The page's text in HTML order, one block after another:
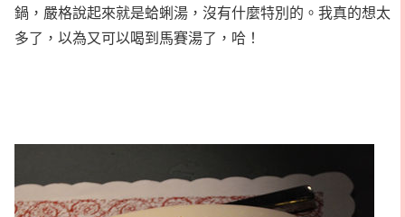
鍋，嚴格說起來就是蛤蜊湯，沒有什麼特別的。我真的想太
多了，以為又可以喝到馬賽湯了，哈！